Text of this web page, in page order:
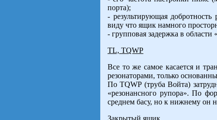
порта);
- результирующая
виду что ящик намного
- групповая задержка в
TL, TQWP
Все то же самое касается и
резонаторами, только
По TQWP (труба Войта)
«резонансного рупора». По
среднем басу, но к нижнему он
Закрытый ящик